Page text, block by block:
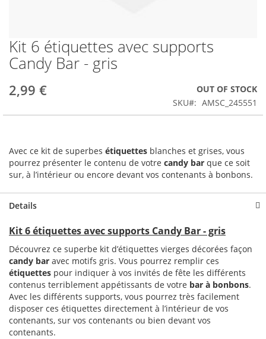
Skip
to
the
of
images
Kit 6 étiquettes avec supports
Candy Bar - gris
2,99 €
OUT OF STOCK
SKU
AMSC_245551
Avec ce kit de superbes étiquettes blanches et grises, vous
pourrez présenter le contenu de votre candy bar que ce soit
sur, à l’intérieur ou encore devant vos contenants à bonbons.
Details
Kit 6 étiquettes avec supports Candy Bar - gris
Découvrez ce superbe kit d’étiquettes vierges décorées façon
candy bar avec motifs gris. Vous pourrez remplir ces
étiquettes pour indiquer à vos invités de fête les différents
contenus terriblement appétissants de votre bar à bonbons.
Avec les différents supports, vous pourrez très facilement
disposer ces étiquettes directement à l’intérieur de vos
contenants, sur vos contenants ou bien devant vos
contenants.